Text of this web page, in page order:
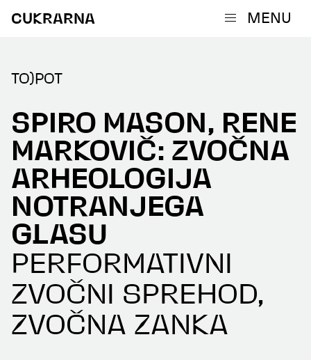
CUKRARNA MENU
TO)POT
SPIRO MASON, RENE
MARKOVIČ: ZVOČNA
ARHEOLOGIJA
NOTRANJEGA
GLASU
PERFORMATIVNI
ZVOČNI SPREHOD,
ZVOČNA ZANKA